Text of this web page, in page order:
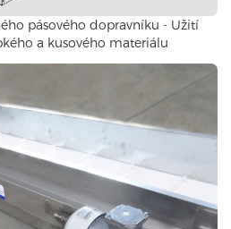
pásového dopravníku - Užití
a kusového materiálu